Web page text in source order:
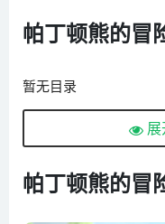
帕丁顿熊的冒
暂无目录
帕丁顿熊的冒